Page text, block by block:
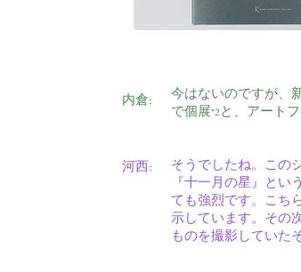
今はないのですが、
で個展*2と、 アート
内倉:
そうでしたね。この
『十一月の星』と
ても強烈です。こち
示しています。その
ものを撮影していた
河西: